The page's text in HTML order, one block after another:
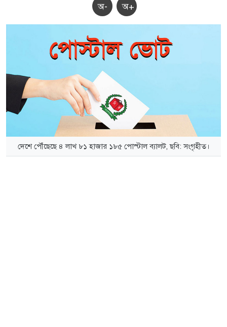
অ- অ+
দেশে পৌঁছেছে ৪ লাখ ৮১ হাজার ১৮৫ পোস্টাল ব্যালট, ছবি: সংগৃহীত।